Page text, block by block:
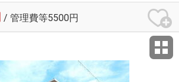
/ 管理費等5500円